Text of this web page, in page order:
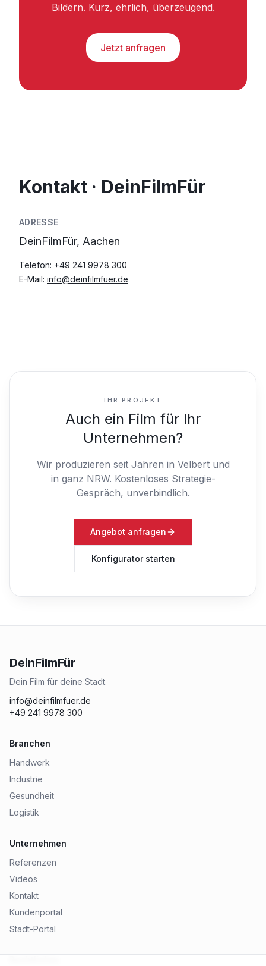
Bildern. Kurz, ehrlich, überzeugend.
Jetzt anfragen
Kontakt · DeinFilmFür
ADRESSE
DeinFilmFür, Aachen
Telefon: +49 241 9978 300
E-Mail: info@deinfilmfuer.de
IHR PROJEKT
Auch ein Film für Ihr
Unternehmen?
Wir produzieren seit Jahren in Velbert und
in ganz NRW. Kostenloses Strategie-
Gespräch, unverbindlich.
Angebot anfragen
Konfigurator starten
DeinFilmFür
Dein Film für deine Stadt.
info@deinfilmfuer.de
+49 241 9978 300
Branchen
Handwerk
Industrie
Gesundheit
Logistik
Unternehmen
Referenzen
Videos
Kontakt
Kundenportal
Stadt-Portal